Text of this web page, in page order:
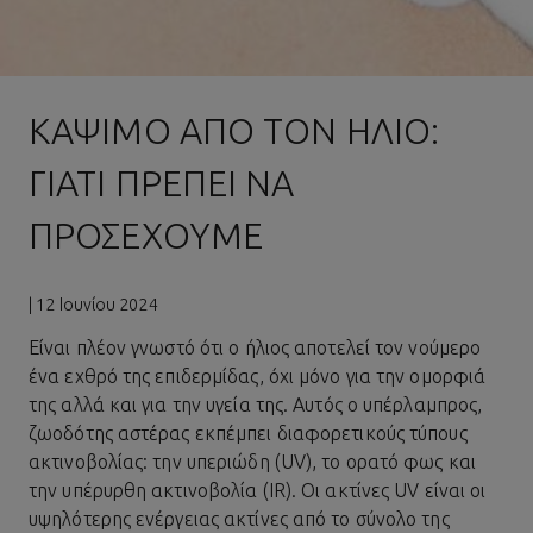
ΚΆΨΙΜΟ ΑΠΌ ΤΟΝ ΉΛΙΟ:
ΓΙΑΤΊ ΠΡΈΠΕΙ ΝΑ
ΠΡΟΣΈΧΟΥΜΕ
| 12 Ιουνίου 2024
Είναι πλέον γνωστό ότι ο ήλιος αποτελεί τον νούμερο
ένα εχθρό της επιδερμίδας, όχι μόνο για την ομορφιά
της αλλά και για την υγεία της. Αυτός ο υπέρλαμπρος,
ζωοδότης αστέρας εκπέμπει διαφορετικούς τύπους
ακτινοβολίας: την υπεριώδη (UV), το ορατό φως και
την υπέρυρθη ακτινοβολία (IR). Οι ακτίνες UV είναι οι
υψηλότερης ενέργειας ακτίνες από το σύνολο της